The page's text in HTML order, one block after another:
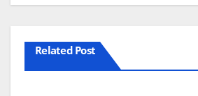
Related Post